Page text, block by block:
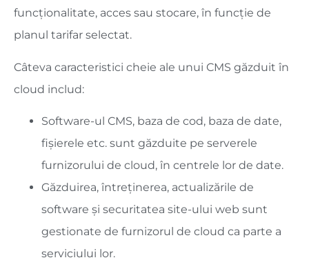
funcționalitate, acces sau stocare, în funcție de
planul tarifar selectat.
Câteva caracteristici cheie ale unui CMS găzduit în
cloud includ:
Software-ul CMS, baza de cod, baza de date,
fișierele etc. sunt găzduite pe serverele
furnizorului de cloud, în centrele lor de date.
Găzduirea, întreținerea, actualizările de
software și securitatea site-ului web sunt
gestionate de furnizorul de cloud ca parte a
serviciului lor.